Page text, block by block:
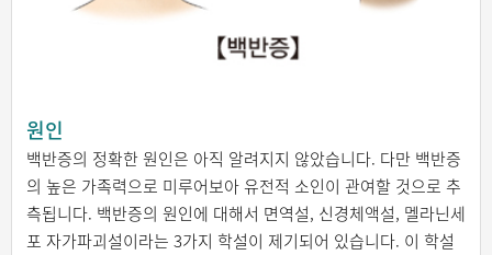
원인
백반증의 정확한 원인은 아직 알려지지 않았습니다. 다만 백반증
의 높은 가족력으로 미루어보아 유전적 소인이 관여할 것으로 추
측됩니다. 백반증의 원인에 대해서 면역설, 신경체액설, 멜라닌세
포 자가파괴설이라는 3가지 학설이 제기되어 있습니다. 이 학설